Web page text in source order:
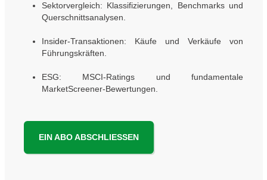
Sektorvergleich: Klassifizierungen, Benchmarks und
Querschnittsanalysen.
Insider-Transaktionen: Käufe und Verkäufe von
Führungskräften.
ESG: MSCI-Ratings und fundamentale
MarketScreener-Bewertungen.
EIN ABO ABSCHLIESSEN